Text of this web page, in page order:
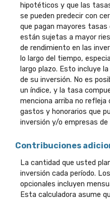
hipotéticos y que las
se pueden predecir con
que pagan mayores
están sujetas a mayor
de rendimiento en las
lo largo del tiempo,
largo plazo. Esto incluye
de su inversión. No es
un índice, y la tasa
menciona arriba no
gastos y honorarios que
inversión y/o empresas de
Contribuciones
La cantidad que usted
inversión cada período.
opcionales incluyen
Esta calculadora asume